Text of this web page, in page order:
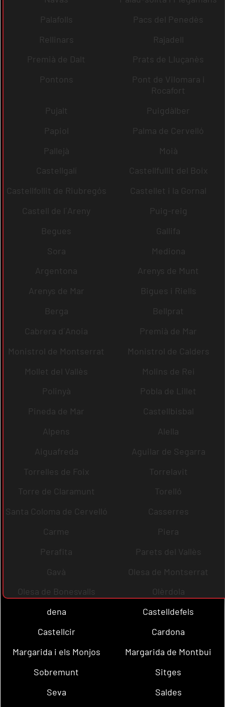
Palafolls
Pacs del Penedès
Rellinars
Rajadell
Premià de Dalt
Prats de Lluçanès
Pontons
Pont de Vilomara i
Rocafort
Pujalt
Puigdàlber
Papiol
Palma de Cervelló
Pallejà
Moià
Castellgalí
Castellfullit del Boix
Castellfollit de Riubregós
Castellet i la Gornal
Castell de l´Areny
Puig-reig
Begues
Gallifa
Sora
Mediona
Argentona
Arenys de Munt
Arenys de Mar
Bigues i Riells
Berga
Bellprat
Cabrera d´Anoia
Premià de Mar
Monistrol de Montserrat
Monistrol de Calders
Mollet del Vallès
Molins de Rei
Polinyà
Pobla de Lillet
Pineda de Mar
Castellbisbal
Alpens
Alella
Aiguafreda
Aguilar de Segarra
Torrelles de Foix
Torrelavit
Torre de Claramunt
Torelló
Santa Coloma de Cervelló
Casserres
Carme
Piera
Perafita
Parets del Vallès
Gavà
Olesa de Montserrat
Olesa de Bonesvalls
Olèrdola
dena
Castelldefels
Castellcir
Cardona
Margarida i els Monjos
Margarida de Montbui
Sobremunt
Sitges
Seva
Saldes